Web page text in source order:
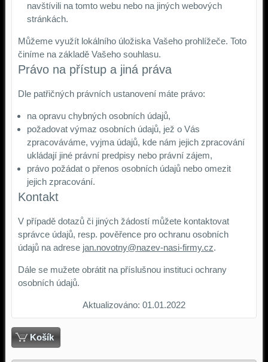
navštívili na tomto webu nebo na jiných webových
stránkách.
Můžeme využít lokálního úložiska Vašeho prohlížeče. Toto
činíme na základě Vašeho souhlasu.
Právo na přístup a jiná práva
Dle patřičných právních ustanovení máte právo:
na opravu chybných osobních údajů,
požadovat výmaz osobních údajů, jež o Vás
zpracováváme, vyjma údajů, kde nám jejich zpracování
ukládají jiné právní predpisy nebo právní zájem,
právo požádat o přenos osobních údajů nebo omezit
jejich zpracování.
Kontakt
V případě dotazů či jiných žádostí můžete kontaktovat
správce údajů, resp. pověřence pro ochranu osobních
údajů na adrese jan.novotny@nazev-nasi-firmy.cz.
Dále se mužete obrátit na příslušnou instituci ochrany
osobních údajů.
Aktualizováno: 01.01.2022
Košík